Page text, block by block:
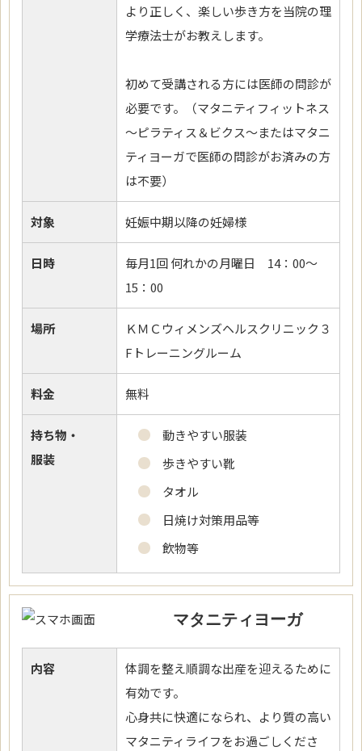
より正しく、楽しい歩き方を当院の理
学療法士がお教えします。
初めて受講される方には医師の問診が
必要です。（マタニティフィットネス
～ピラティス＆ビクス～またはマタニ
ティヨーガで医師の問診がお済みの方
は不要）
対象 妊娠中期以降の妊婦様
日時
毎月1回 何れかの月曜日 14：00～
15：00
場所
ＫＭＣウィメンズヘルスクリニック３
Fトレーニングルーム
料金 無料
持ち物・
服装
動きやすい服装
歩きやすい靴
タオル
日焼け対策用品等
飲物等
マタニティヨーガ
内容
体調を整え順調な出産を迎えるために
有効です。
心身共に快適になられ、より質の高い
マタニティライフをお過ごしくださ